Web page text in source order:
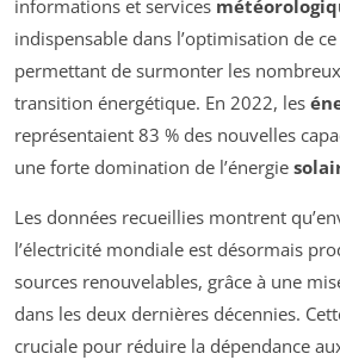
informations et services
indispensable dans l’optimisation de
permettant de surmonter les
transition énergétique. En 2022, les
représentaient 83 % des nouvelles
une forte domination de l’énergie
Les données recueillies montrent
l’électricité mondiale est désormais
sources renouvelables, grâce à une
dans les deux dernières décennies.
cruciale pour réduire la dépendance